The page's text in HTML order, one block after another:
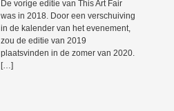
De vorige editie van This Art Fair
was in 2018. Door een verschuiving
in de kalender van het evenement,
zou de editie van 2019
plaatsvinden in de zomer van 2020.
[…]